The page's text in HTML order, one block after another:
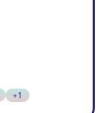
+1